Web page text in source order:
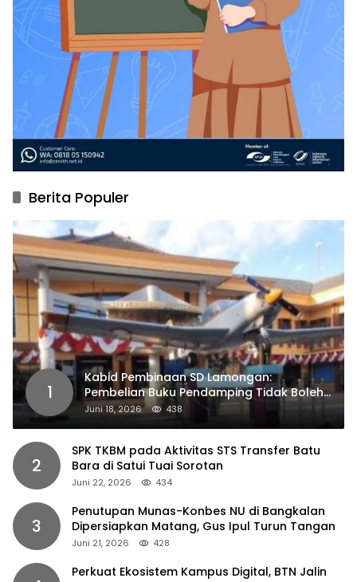
Berita Populer
1
Kabid Pembinaan SD Lamongan:
Pembelian Buku Pendamping Tidak Boleh
Dipaksakan
Juni 18, 2026 438
2
SPK TKBM pada Aktivitas STS Transfer Batu
Bara di Satui Tuai Sorotan
Juni 22, 2026 434
3
Penutupan Munas-Konbes NU di Bangkalan
Dipersiapkan Matang, Gus Ipul Turun Tangan
Juni 21, 2026 428
Perkuat Ekosistem Kampus Digital, BTN Jalin